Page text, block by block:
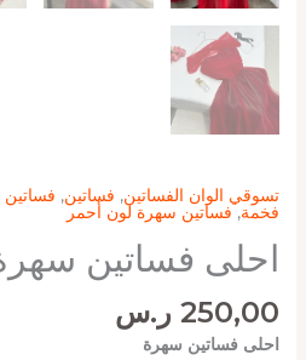
تسوقي الوان الفساتين, فساتين,
فخمة,فساتين سهرة لون أحمر
احلى فساتين
250,00 ر.س
احلى فساتين سهرة